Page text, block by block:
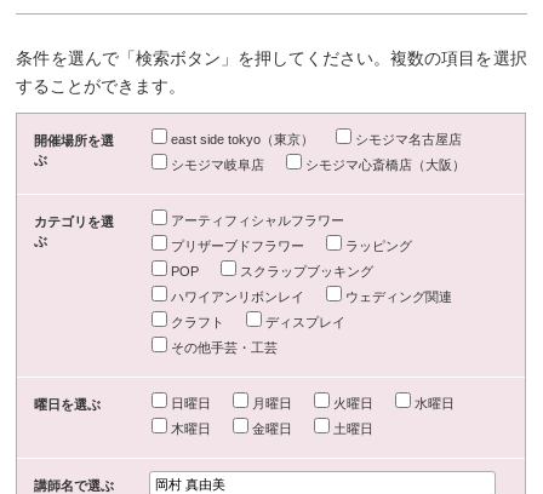
条件を選んで「検索ボタン」を押してください。複数の項目を選択
することができます。
開催場所を選
ぶ
east side tokyo（東京）
シモジマ名古屋店
シモジマ岐阜店
シモジマ心斎橋店（大阪）
カテゴリを選
ぶ
アーティフィシャルフラワー
プリザーブドフラワー
ラッピング
POP
スクラップブッキング
ハワイアンリボンレイ
ウェディング関連
クラフト
ディスプレイ
その他手芸・工芸
曜日を選ぶ 日曜日 月曜日 火曜日
水曜日
木曜日
金曜日 土曜日
講師名で選ぶ